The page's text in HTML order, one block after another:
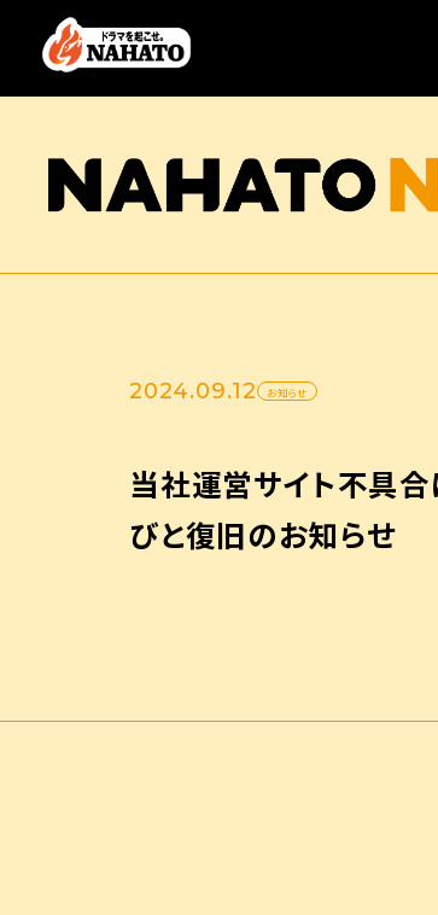
2024.09.12 お知らせ
当社運営サイト不具
びと復旧のお知らせ